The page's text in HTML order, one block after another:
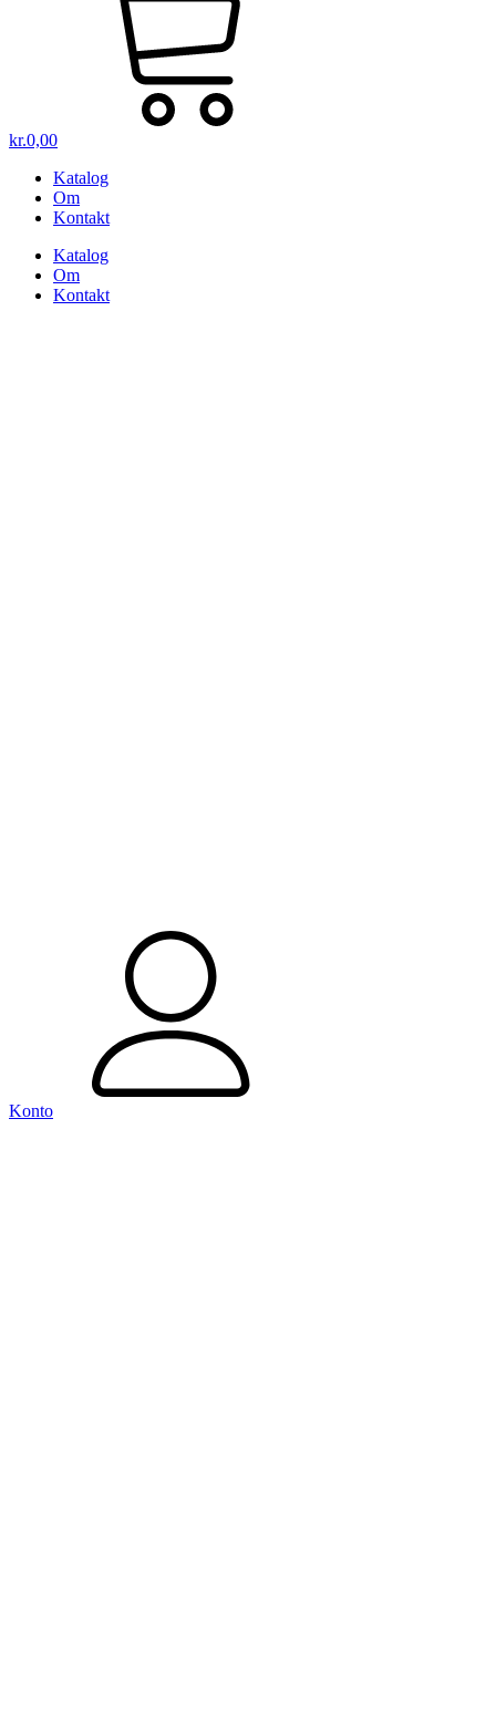
kr.0,00
Katalog
Om
Kontakt
Katalog
Om
Kontakt
Konto